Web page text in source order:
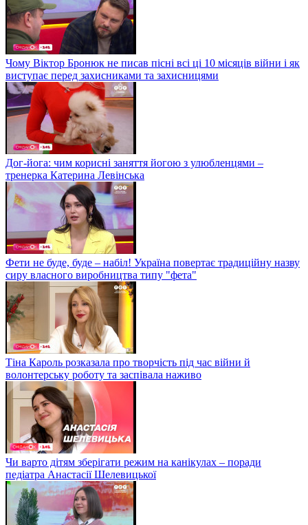
Чому Віктор Бронюк не писав пісні всі ці 10 місяців війни і як
виступає перед захисниками та захисницями
Дог-йога: чим корисні заняття йогою з улюбленцями –
тренерка Катерина Левінська
Фети не буде, буде – набіл! Україна повертає традиційну назву
сиру власного виробництва типу "фета"
Тіна Кароль розказала про творчість під час війни й
волонтерську роботу та заспівала наживо
Чи варто дітям зберігати режим на канікулах – поради
педіатра Анастасії Шелевицької